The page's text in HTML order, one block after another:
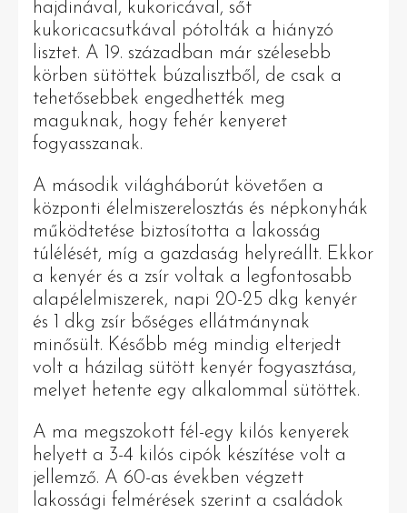
hajdinával, kukoricával, sőt
kukoricacsutkával pótolták a hiányzó
lisztet. A 19. században már szélesebb
körben sütöttek búzalisztből, de csak a
tehetősebbek engedhették meg
maguknak, hogy fehér kenyeret
fogyasszanak.
A második világháborút követően a
központi élelmiszerelosztás és népkonyhák
működtetése biztosította a lakosság
túlélését, míg a gazdaság helyreállt. Ekkor
a kenyér és a zsír voltak a legfontosabb
alapélelmiszerek, napi 20-25 dkg kenyér
és 1 dkg zsír bőséges ellátmánynak
minősült. Később még mindig elterjedt
volt a házilag sütött kenyér fogyasztása,
melyet hetente egy alkalommal sütöttek.
A ma megszokott fél-egy kilós kenyerek
helyett a 3-4 kilós cipók készítése volt a
jellemző. A 60-as években végzett
lakossági felmérések szerint a családok